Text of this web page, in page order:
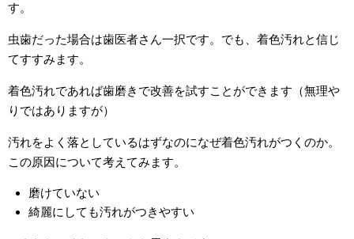
す。
虫歯だった場合は歯医者さん一択です。でも、着色汚れと信じ
てすすみます。
着色汚れであれば歯磨きで改善を試すことができます（無理や
りではありますが）
汚れをよく落としているはずなのになぜ着色汚れがつくのか。
この原因について考えてみます。
磨けていない
綺麗にしても汚れがつきやすい